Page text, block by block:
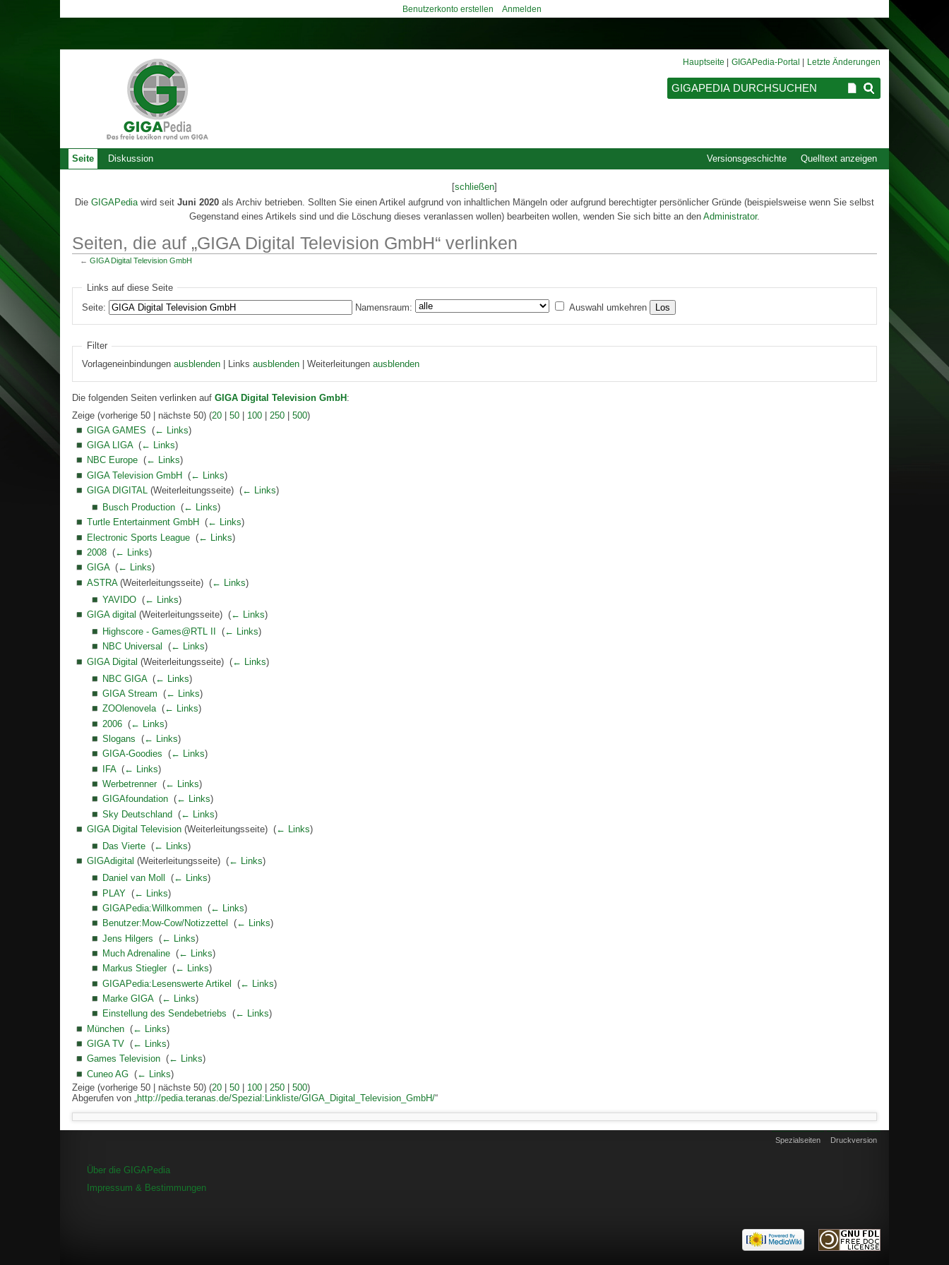
[schließen]
Die GIGAPediawird seit Juni 2020 als Archiv betrieben. Sollten Sie einen Artikel aufgrund von inhaltlichen Mängeln oder aufgrund berechtigter persönlicher Gründe (beispielsweise wenn Sie selbst
Gegenstand eines Artikels sind und die Löschung dieses veranlassen wollen) bearbeiten wollen, wenden Sie sich bitte an den Administrator.
Seiten, die auf „GIGA Digital Television GmbH“ verlinken
←GIGA Digital Television GmbH
Links auf diese Seite
Seite: Namensraum: Auswahl umkehren
Filter
Vorlageneinbindungenausblenden | Linksausblenden | Weiterleitungenausblenden
Die folgenden Seiten verlinken auf GIGA Digital Television GmbH :
Zeige (vorherige 50 | nächste 50) (20 50 100 250 500)
GIGA GAMES ‎(← Links)
GIGA LIGA‎(← Links)
NBC Europe ‎(← Links)
GIGA Television GmbH ‎(← Links)
GIGA DIGITAL (Weiterleitungsseite) ‎(← Links)
Busch Production‎ (← Links)
Turtle Entertainment GmbH ‎(← Links)
Electronic Sports League ‎(← Links)
2008 ‎(← Links)
GIGA‎(← Links)
ASTRA(Weiterleitungsseite) ‎(← Links)
YAVIDO‎ (← Links)
GIGA digital (Weiterleitungsseite) ‎(← Links)
Highscore - Games@RTL II
(← Links)
NBC Universal
(← Links)
GIGA Digital (Weiterleitungsseite) ‎(← Links)
NBC GIGA‎ (← Links)
GIGA Stream (← Links)
ZOOlenovela‎ (← Links)
2006‎ (← Links)
Slogans (← Links)
GIGA-Goodies (← Links)
IFA‎ (← Links)
Werbetrenner‎ (← Links)
GIGAfoundation‎ (← Links)
Sky Deutschland‎ (← Links)
GIGA Digital Television (Weiterleitungsseite) ‎(← Links)
Das Vierte‎ (← Links)
GIGAdigital (Weiterleitungsseite) ‎(← Links)
Daniel van Moll
(← Links)
PLAY‎ (← Links)
GIGAPedia:Willkommen‎ (← Links)
Benutzer:Mow-Cow/Notizzettel
(← Links)
Jens Hilgers (← Links)
Much Adrenaline‎ (← Links)
Markus Stiegler‎ (← Links)
GIGAPedia:Lesenswerte Artikel (← Links)
Marke GIGA‎ (← Links)
Einstellung des Sendebetriebs (← Links)
München ‎(← Links)
GIGA TV ‎(← Links)
Games Television ‎(← Links)
Cuneo AG ‎(← Links)
Zeige (vorherige 50 | nächste 50) (20 50 100 250 500)
Abgerufen von „
http://pedia.teranas.de/Spezial:Linkliste/GIGA_Digital_Television_GmbH/“
Seite Diskussion Quelltext anzeigen
Versionsgeschichte
Benutzerkonto erstellen Anmelden
Hauptseite GIGAPedia-Portal Letzte Änderungen
Spezialseiten Druckversion
Über die GIGAPedia
Impressum & Bestimmungen